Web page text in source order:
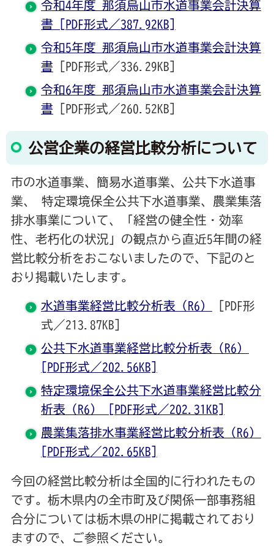
令和4年度 那須烏山市水道事業会計決算
書 [PDF形式／387.92KB]
令和5年度 那須烏山市水道事業会計決算
書[PDF形式／336.29KB]
令和6年度 那須烏山市水道事業会計決算
書[PDF形式／260.52KB]
公営企業の経営比較分析について
市の水道事業、簡易水道事業、公共下水道事
業、 特定環境保全公共下水道事業、農業集落
排水事業について、「経営の健全性・効率
性、老朽化の状況」の観点から直近5年間の経
営比較分析をおこないましたので、下記のと
おり掲載いたします。
水道事業経営比較分析表（R6）
[PDF形
式／213.87KB]
公共下水道事業経営比較分析表（R6）
[PDF形式／202.56KB]
特定環境保全公共下水道事業経営比較分
析表（R6） [PDF形式／202.31KB]
農業集落排水事業経営比較分析表（R6）
[PDF形式／202.65KB]
今回の経営比較分析は全国的に行われたもの
です。栃木県内の全市町及び関係一部事務組
合分については栃木県のHPに掲載されており
ますので、ご参照ください。